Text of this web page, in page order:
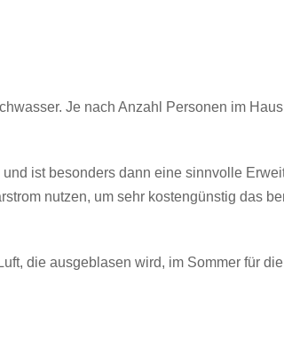
Je nach Anzahl Personen im
ist besonders dann eine sinnvolle
nutzen, um sehr kostengünstig das
die ausgeblasen wird, im Sommer für